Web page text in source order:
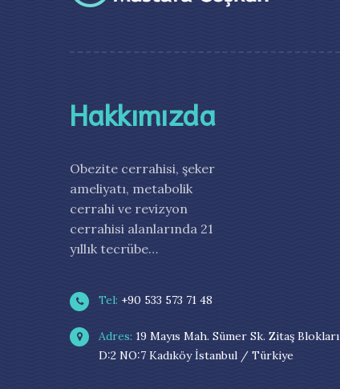
Hakkımızda
Obezite cerrahisi, şeker
ameliyatı, metabolik
cerrahi ve revizyon
cerrahisi alanlarında 21
yıllık tecrübe…
Tel: +90 533 573 71 48
Adres: 19 Mayıs Mah. Sümer Sk. Zitaş Blokları
D:2 NO:7 Kadıköy İstanbul / Türkiye